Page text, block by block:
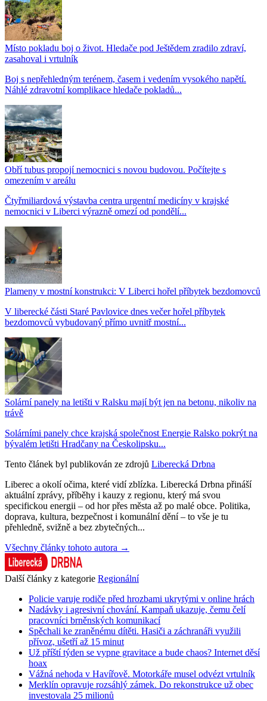
Místo pokladu boj o život. Hledače pod Ještědem zradilo zdraví,
zasahoval i vrtulník
Boj s nepřehledným terénem, časem i vedením vysokého napětí.
Náhlé zdravotní komplikace hledače pokladů...
Obří tubus propojí nemocnici s novou budovou. Počítejte s
omezením v areálu
Čtyřmiliardová výstavba centra urgentní medicíny v krajské
nemocnici v Liberci výrazně omezí od pondělí...
Plameny v mostní konstrukci: V Liberci hořel příbytek bezdomovců
V liberecké části Staré Pavlovice dnes večer hořel příbytek
bezdomovců vybudovaný přímo uvnitř mostní...
Solární panely na letišti v Ralsku mají být jen na betonu, nikoliv na
trávě
Solárními panely chce krajská společnost Energie Ralsko pokrýt na
bývalém letišti Hradčany na Českolipsku...
Tento článek byl publikován ze zdrojů Liberecká Drbna
Liberec a okolí očima, které vidí zblízka. Liberecká Drbna přináší
aktuální zprávy, příběhy i kauzy z regionu, který má svou
specifickou energii – od hor přes města až po malé obce. Politika,
doprava, kultura, bezpečnost i komunální dění – to vše je tu
přehledně, svižně a bez zbytečných...
Všechny články tohoto autora →
Další články z kategorie Regionální
Policie varuje rodiče před hrozbami ukrytými v online hrách
Nadávky i agresivní chování. Kampaň ukazuje, čemu čelí
pracovníci brněnských komunikací
Spěchali ke zraněnému dítěti. Hasiči a záchranáři využili
přívoz, ušetří až 15 minut
Už příští týden se vypne gravitace a bude chaos? Internet děsí
hoax
Vážná nehoda v Havířově. Motorkáře musel odvézt vrtulník
Merklín opravuje rozsáhlý zámek. Do rekonstrukce už obec
investovala 25 milionů